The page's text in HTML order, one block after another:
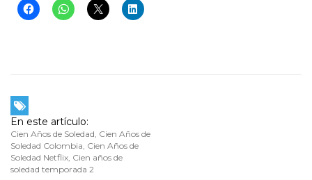
En este artículo:
Cien Años de Soledad, Cien Años de
Soledad Colombia, Cien Años de
Soledad Netflix, Cien años de
soledad temporada 2